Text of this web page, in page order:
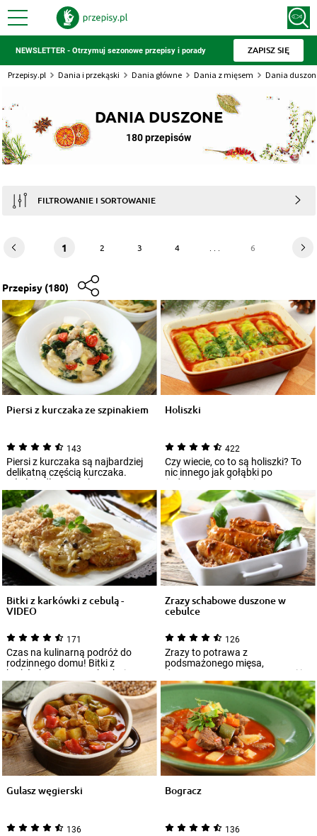
NEWSLETTER - Otrzymuj sezonowe przepisy i porady ZAPISZ SIĘ
Przepisy.pl Dania i przekąski Dania główne Dania z mięsem Dania
DANIA DUSZONE
180 przepisów
FILTROWANIE I SORTOWANIE
1 2 3 4 6
Przepisy (180)
Piersi z kurczaka ze szpinakiem
143
Piersi z kurczaka są najbardziej
delikatną częścią kurczaka.
Właśnie dlatego tak często
wykorzyst...
Holiszki
422
Czy wiecie, co to są holiszki? To
nic innego jak gołąbki po
żydowsku, w aksamitnym,
pomidorowym s...
Bitki z karkówki z cebulą -
VIDEO
171
Czas na kulinarną podróż do
rodzinnego domu! Bitki z
karkówki – wprost z kuchni
mamy pojawią się...
Zrazy schabowe duszone w
cebulce
126
Zrazy to potrawa z
podsmażonego mięsa,
duszonego wraz z warzywami i
aromatycznymi przyprawami.
Gulasz węgierski
136
Bogracz
136